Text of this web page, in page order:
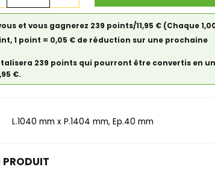
et vous gagnerez 239 points/11,95 € (Chaque
1 point = 0,05 € de réduction sur une prochaine
239 points qui pourront être convertis en
€.
L.1040 mm x P.1404 mm, Ep.40 mm